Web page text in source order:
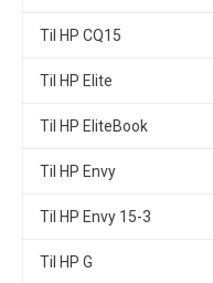
Til HP CQ15
Til HP Elite
Til HP EliteBook
Til HP Envy
Til HP Envy 15-3
Til HP G